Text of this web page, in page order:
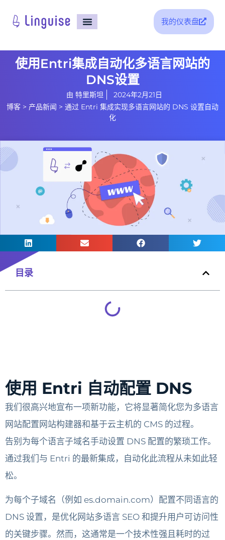
我的仪表盘
使用Entri集成自动化多语言网站的
DNS设置
由 特里斯坦
2024年2月21日
博客 > 产品新闻 > 通过 Entri 集成实现多语言网站的 DNS 设置自动
化
目录
使用 Entri 自动配置 DNS
我们很高兴地宣布一项新功能，它将显著简化您为多语言
网站配置网站构建器和基于云主机的 CMS 的过程。
告别为每个语言子域名手动设置 DNS 配置的繁琐工作。
通过我们与 Entri 的最新集成，自动化此流程从未如此轻
松。
为每个子域名（例如 es.domain.com）配置不同语言的
DNS 设置，是优化网站多语言 SEO 和提升用户可访问性
的关键步骤。然而，这通常是一个技术性强且耗时的过